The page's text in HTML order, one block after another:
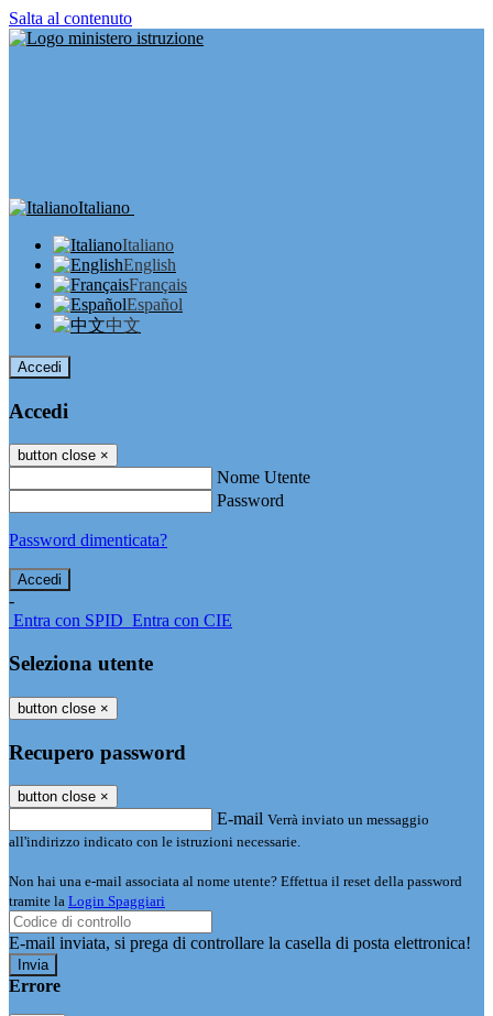
Salta al contenuto
Italiano
Italiano
English
Français
Español
中文
Accedi
Accedi
button close ×
Nome Utente
Password
Password dimenticata?
-
Entra con SPID Entra con CIE
Seleziona utente
button close ×
Recupero password
button close ×
E-mail Verrà inviato un messaggio
all'indirizzo indicato con le istruzioni necessarie.
Non hai una e-mail associata al nome utente? Effettua il reset della password
tramite la Login Spaggiari
E-mail inviata, si prega di controllare la casella di posta elettronica!
Errore